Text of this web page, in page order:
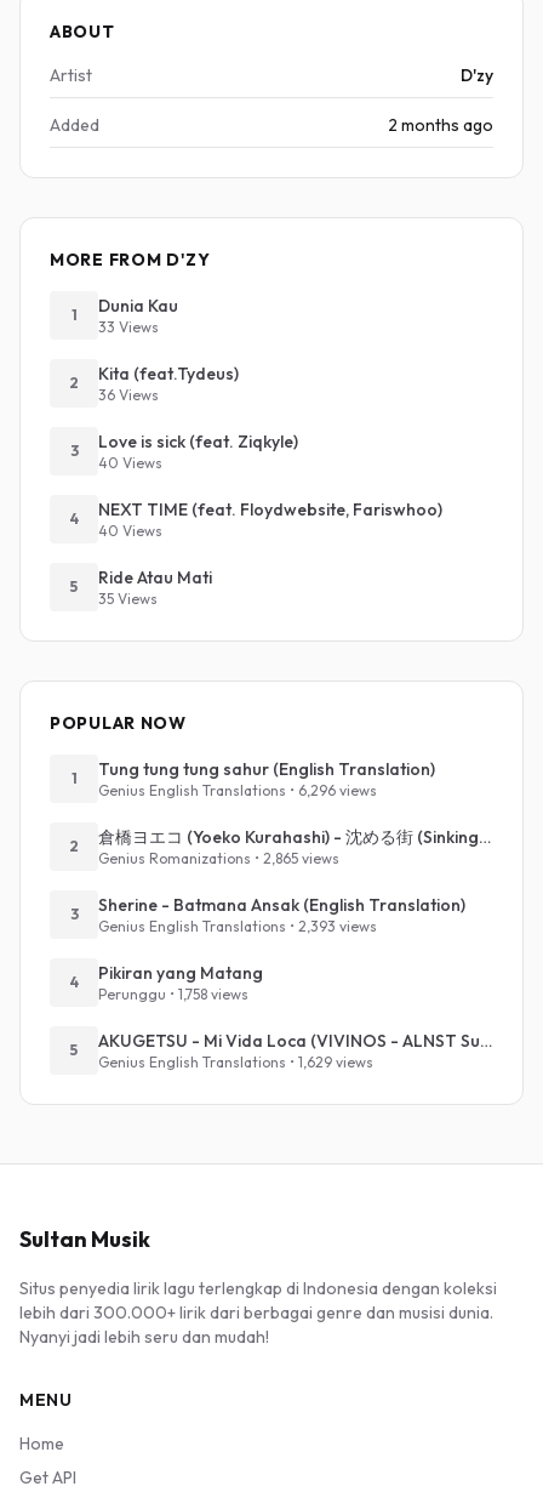
ABOUT
Artist
D'zy
Added 2 months ago
MORE FROM D'ZY
1 Dunia Kau
33 Views
2 Kita (feat.Tydeus)
36 Views
3 Love is sick (feat. Ziqkyle)
40 Views
4 NEXT TIME (feat. Floydwebsite, Fariswhoo)
40 Views
5 Ride Atau Mati
35 Views
POPULAR NOW
1 Tung tung tung sahur (English Translation)
Genius English Translations • 6,296 views
2 倉橋ヨエコ (Yoeko Kurahashi) - 沈める街 (Sinking Town) (Romanized)
Genius Romanizations • 2,865 views
3 Sherine - Batmana Ansak (English Translation)
Genius English Translations • 2,393 views
4 Pikiran yang Matang
Perunggu • 1,758 views
5 AKUGETSU - Mi Vida Loca (VIVINOS - ALNST Sub : Till Part.1)
Genius English Translations • 1,629 views
Sultan Musik
Situs penyedia lirik lagu terlengkap di Indonesia dengan koleksi
lebih dari 300.000+ lirik dari berbagai genre dan musisi dunia.
Nyanyi jadi lebih seru dan mudah!
MENU
Home
Get API